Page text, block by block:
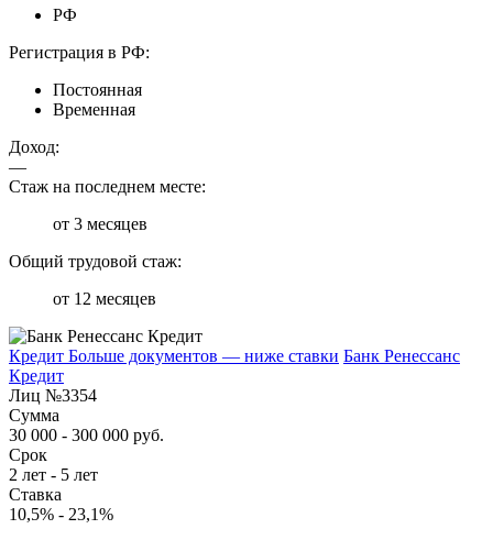
РФ
Регистрация в РФ:
Постоянная
Временная
Доход:
—
Стаж на последнем месте:
от 3 месяцев
Общий трудовой стаж:
от 12 месяцев
Кредит Больше документов — ниже ставки Банк Ренессанс
Кредит
Лиц №3354
Сумма
30 000 - 300 000 руб.
Срок
2 лет - 5 лет
Ставка
10,5% - 23,1%